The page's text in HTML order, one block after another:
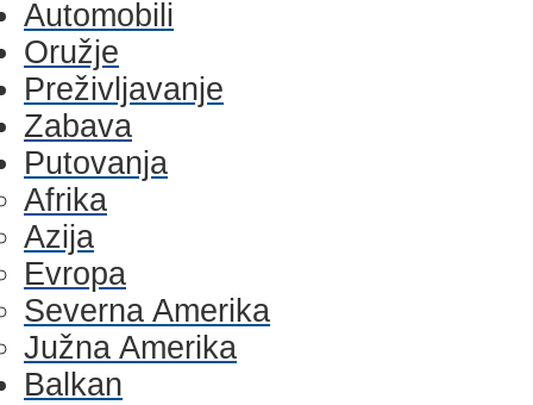
Automobili
Oružje
Preživljavanje
Zabava
Putovanja
Afrika
Azija
Evropa
Severna Amerika
Južna Amerika
Balkan